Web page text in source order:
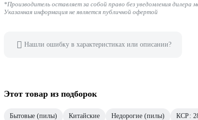
*Производитель оставляет за собой право без уведомления
Указанная информация не является публичной офертой
Нашли ошибку в характеристиках или описании?
Этот товар из подборок
Бытовые (пилы) Китайские Недорогие (пилы) КСР: